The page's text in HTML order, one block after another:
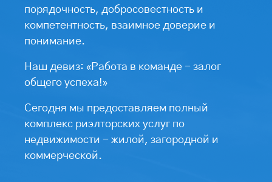
порядочность, добросовестность и
компетентность, взаимное доверие и
понимание.
Наш девиз: «Работа в команде - залог
общего успеха!»
Сегодня мы предоставляем полный
комплекс риэлторских услуг по
недвижимости - жилой, загородной и
коммерческой.